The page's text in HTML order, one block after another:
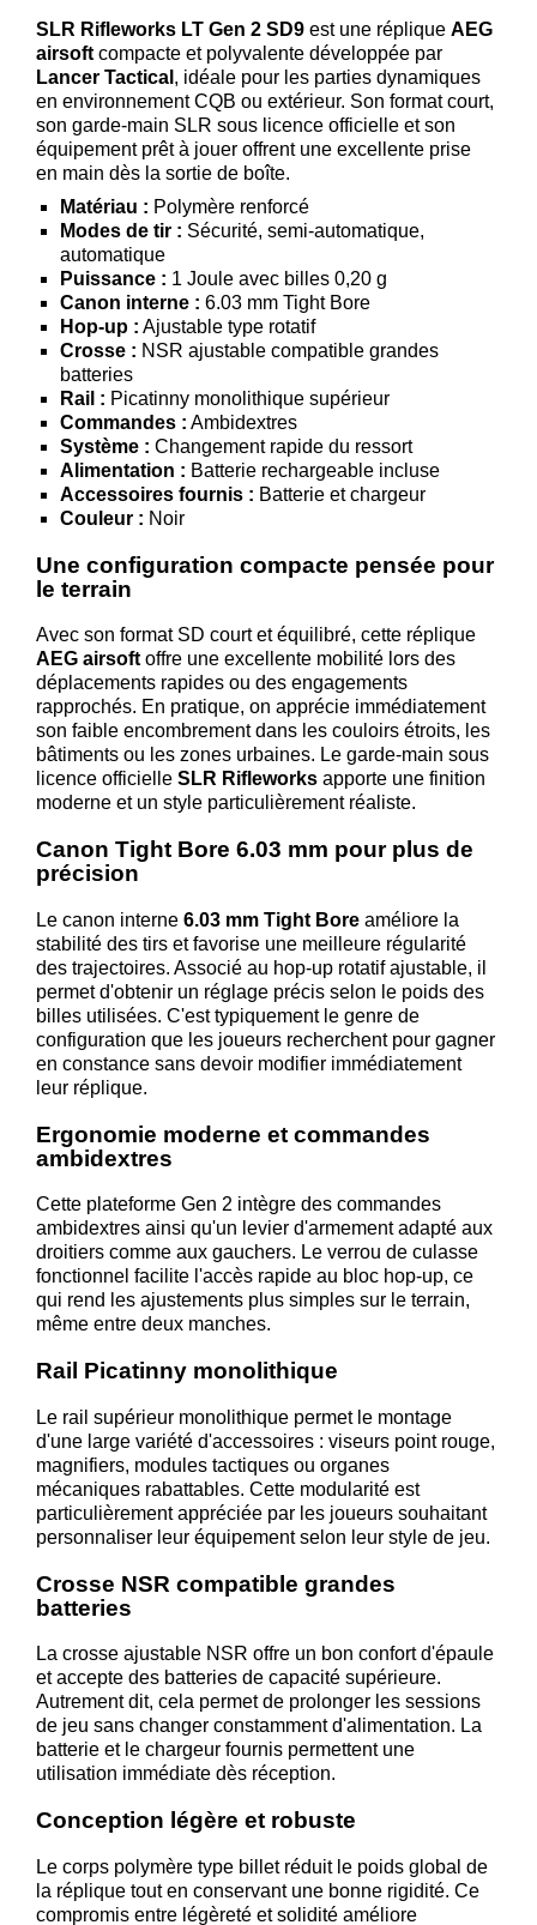
vos
paramètres
de compte
Commandes
web
Mes
documents
Factures –
coffre-fort
numérique
Téléchargement
Service
après
vente
C.G.V.
Nous
Paramètres
newsletters
SLR Rifleworks LT Gen 2 SD9 est une réplique AEG
airsoft compacte et polyvalente développée par
Lancer Tactical , idéale pour les parties dynamiques
en environnement CQB ou extérieur. Son format court,
son garde-main SLR sous licence officielle et son
équipement prêt à jouer offrent une excellente prise
en main dès la sortie de boîte.
Matériau : Polymère renforcé
Modes de tir : Sécurité, semi-automatique,
automatique
Puissance : 1 Joule avec billes 0,20 g
Canon interne : 6.03 mm Tight Bore
Hop-up : Ajustable type rotatif
Crosse : NSR ajustable compatible grandes
batteries
Rail : Picatinny monolithique supérieur
Commandes : Ambidextres
Système : Changement rapide du ressort
Alimentation : Batterie rechargeable incluse
Accessoires fournis : Batterie et chargeur
Couleur : Noir
Une configuration compacte pensée pour
le terrain
Avec son format SD court et équilibré, cette réplique
AEG airsoftoffre une excellente mobilité lors des
déplacements rapides ou des engagements
rapprochés. En pratique, on apprécie immédiatement
son faible encombrement dans les couloirs étroits, les
bâtiments ou les zones urbaines. Le garde-main sous
licence officielle SLR Rifleworks apporte une finition
moderne et un style particulièrement réaliste.
Canon Tight Bore 6.03 mm pour plus de
précision
Le canon interne 6.03 mm Tight Bore améliore la
stabilité des tirs et favorise une meilleure régularité
des trajectoires. Associé au hop-up rotatif ajustable, il
permet d'obtenir un réglage précis selon le poids des
billes utilisées. C'est typiquement le genre de
configuration que les joueurs recherchent pour gagner
en constance sans devoir modifier immédiatement
leur réplique.
Ergonomie moderne et commandes
ambidextres
Cette plateforme Gen 2 intègre des commandes
ambidextres ainsi qu'un levier d'armement adapté aux
droitiers comme aux gauchers. Le verrou de culasse
fonctionnel facilite l'accès rapide au bloc hop-up, ce
qui rend les ajustements plus simples sur le terrain,
même entre deux manches.
Rail Picatinny monolithique
Le rail supérieur monolithique permet le montage
d'une large variété d'accessoires : viseurs point rouge,
magnifiers, modules tactiques ou organes
mécaniques rabattables. Cette modularité est
particulièrement appréciée par les joueurs souhaitant
personnaliser leur équipement selon leur style de jeu.
Crosse NSR compatible grandes
batteries
La crosse ajustable NSR offre un bon confort d'épaule
et accepte des batteries de capacité supérieure.
Autrement dit, cela permet de prolonger les sessions
de jeu sans changer constamment d'alimentation. La
batterie et le chargeur fournis permettent une
utilisation immédiate dès réception.
Conception légère et robuste
Le corps polymère type billet réduit le poids global de
la réplique tout en conservant une bonne rigidité. Ce
compromis entre légèreté et solidité améliore